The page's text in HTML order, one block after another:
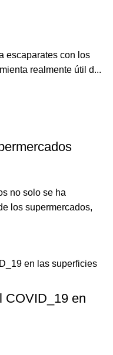
escaparates con los
realmente útil d...
no solo se ha
los supermercados,
COVID_19 en